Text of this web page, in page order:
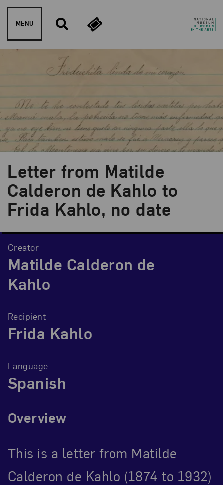
Skip to content
MENU
Letter from Matilde
Calderon de Kahlo to
Frida Kahlo, no date
Creator
Matilde Calderon de
Kahlo
Recipient
Frida Kahlo
Language
Spanish
Overview
This is a letter from Matilde
Calderon de Kahlo (1874 to 1932)